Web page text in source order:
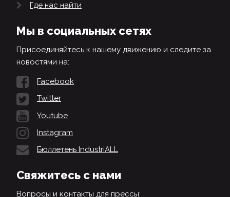
Где нас найти
Мы в социальных сетях
Присоединяйтесь к нашему движению и следите за
новостями на:
Facebook
Twitter
Youtube
Instagram
Бюллетень IndustriALL
Свяжитесь с нами
Вопросы и контакты для прессы: